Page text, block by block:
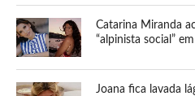
Catarina Miranda
“alpinista social”
Joana fica lavada